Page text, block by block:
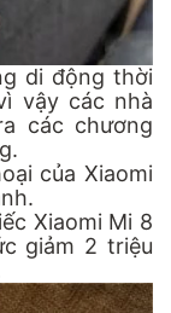
di động thời
vậy các nhà
các chương
của Xiaomi
Xiaomi Mi 8
giảm 2 triệu